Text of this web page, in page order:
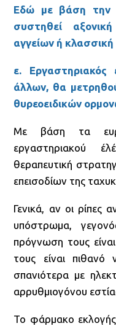
Εδώ με βάση την
συστηθεί
αγγείων ή
ε. Εργαστηριακός
άλλων, θα
θυρεοειδικών
Με βάση τα
εργαστηριακού
θεραπευτική
επεισοδίων της
Γενικά, αν οι ρίπες
υπόστρωμα,
πρόγνωση τους
τους είναι πιθανό
σπανιότερα με
αρρυθμιογόνου
Το φάρμακο εκλογής